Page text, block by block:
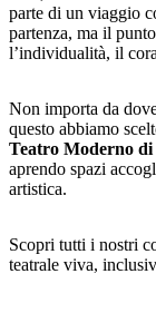
parte di un viaggio
partenza, ma il
l’individualità, il
Non importa da
questo abbiamo
Teatro Moderno di
aprendo spazi
artistica.
Scopri tutti i nostri
teatrale viva,